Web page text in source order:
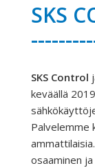
SKS
SKS Control
keväällä
Palvelemme
osaaminen